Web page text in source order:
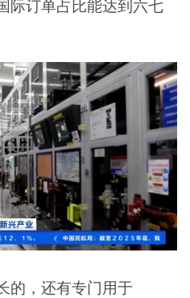
际订单占比能达到六七
，还有专门用于